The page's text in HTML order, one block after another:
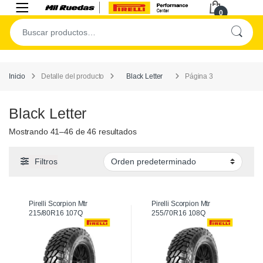
0
Inicio Detalle del producto Black Letter Página 3
Black Letter
Mostrando 41–46 de 46 resultados
Filtros
Pirelli Scorpion Mtr
215/80R16 107Q
Pirelli Scorpion Mtr
255/70R16 108Q